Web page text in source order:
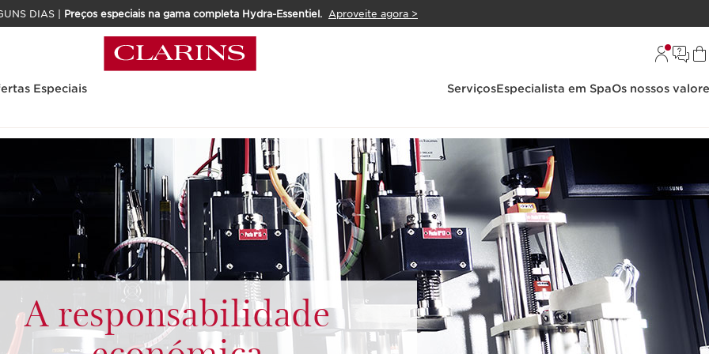
DIAS | Preços especiais na gama completa Hydra-Essentiel. Aproveite agora >
Especiais ServiçosEspecialista em SpaOs nossos
A responsabilidade